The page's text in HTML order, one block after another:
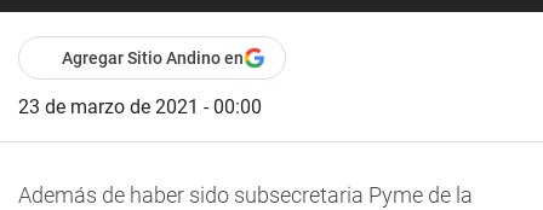
Agregar Sitio Andino en
23 de marzo de 2021 - 00:00
Además de haber sido subsecretaria Pyme de la